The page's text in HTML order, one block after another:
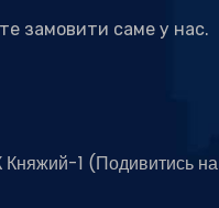
замовити саме у нас.
Княжий-1 (Подивитись на